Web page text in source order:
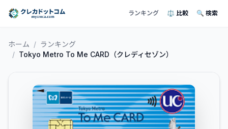
ランキング ⚖️ 比較 🔍 検索
ホーム / ランキング
/ Tokyo Metro To Me CARD（クレディセゾン）